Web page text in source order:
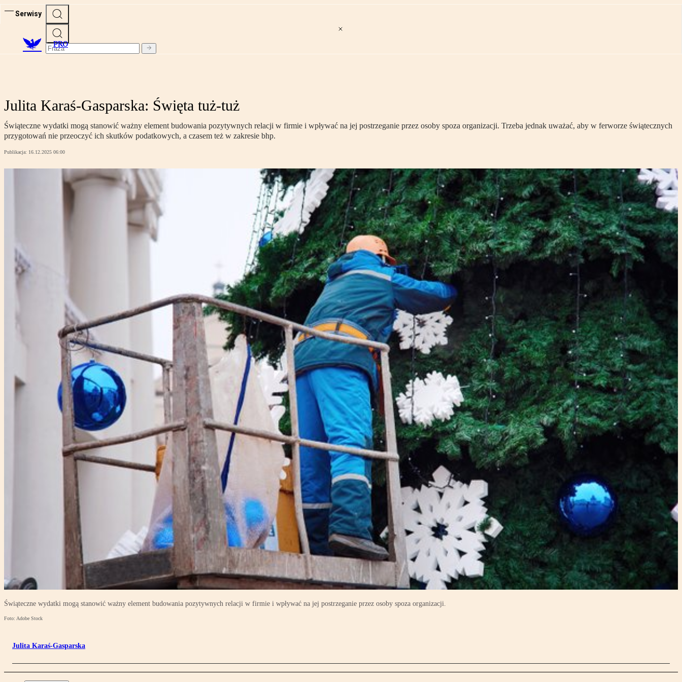
Serwisy
PRO
Julita Karaś-Gasparska: Święta tuż-tuż
Świąteczne wydatki mogą stanowić ważny element budowania pozytywnych relacji w firmie i wpływać na jej postrzeganie przez osoby spoza organizacji. Trzeba jednak uważać, aby w ferworze świątecznych
przygotowań nie przeoczyć ich skutków podatkowych, a czasem też w zakresie bhp.
Publikacja: 16.12.2025 06:00
Świąteczne wydatki mogą stanowić ważny element budowania pozytywnych relacji w firmie i wpływać na jej postrzeganie przez osoby spoza organizacji.
Foto: Adobe Stock
Julita Karaś-Gasparska